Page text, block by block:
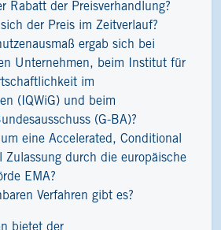
Rabatt der Preisverhandlung?
der Preis im Zeitverlauf?
ergab sich bei
Unternehmen, beim Institut für
im
(IQWiG) und beim
(G-BA)?
eine Accelerated, Conditional
Zulassung durch die europäische
EMA?
Verfahren gibt es?
bietet der